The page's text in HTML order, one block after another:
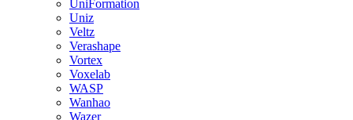
UniFormation
Uniz
Veltz
Verashape
Vortex
Voxelab
WASP
Wanhao
Wazer